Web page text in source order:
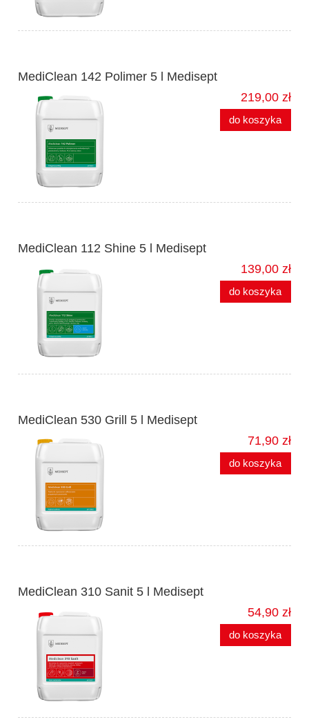
MediClean 142 Polimer 5 l Medisept
219,00 zł
do koszyka
MediClean 112 Shine 5 l Medisept
139,00 zł
do koszyka
MediClean 530 Grill 5 l Medisept
71,90 zł
do koszyka
MediClean 310 Sanit 5 l Medisept
54,90 zł
do koszyka